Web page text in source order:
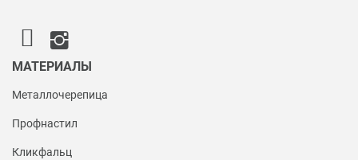
МАТЕРИАЛЫ
Металлочерепица
Профнастил
Кликфальц